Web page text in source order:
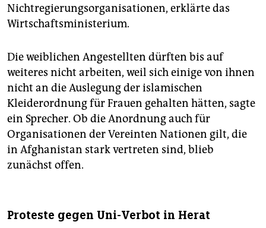
epaper login
Nichtregierungsorganisationen, erklärte das
Wirtschaftsministerium.
Die weiblichen Angestellten dürften bis auf
weiteres nicht arbeiten, weil sich einige von ihnen
nicht an die Auslegung der islamischen
Kleiderordnung für Frauen gehalten hätten, sagte
ein Sprecher. Ob die Anordnung auch für
Organisationen der Vereinten Nationen gilt, die
in Afghanistan stark vertreten sind, blieb
zunächst offen.
Proteste gegen Uni-Verbot in Herat